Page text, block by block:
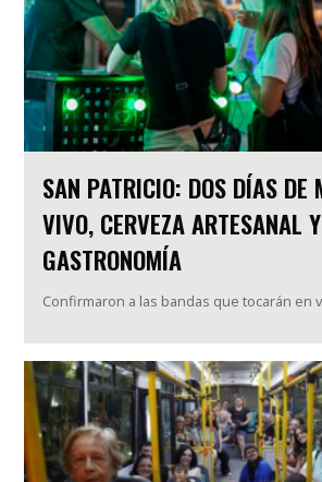
SAN PATRICIO: DOS DÍAS DE
VIVO, CERVEZA ARTESANAL Y
GASTRONOMÍA
Confirmaron a las bandas que tocarán en